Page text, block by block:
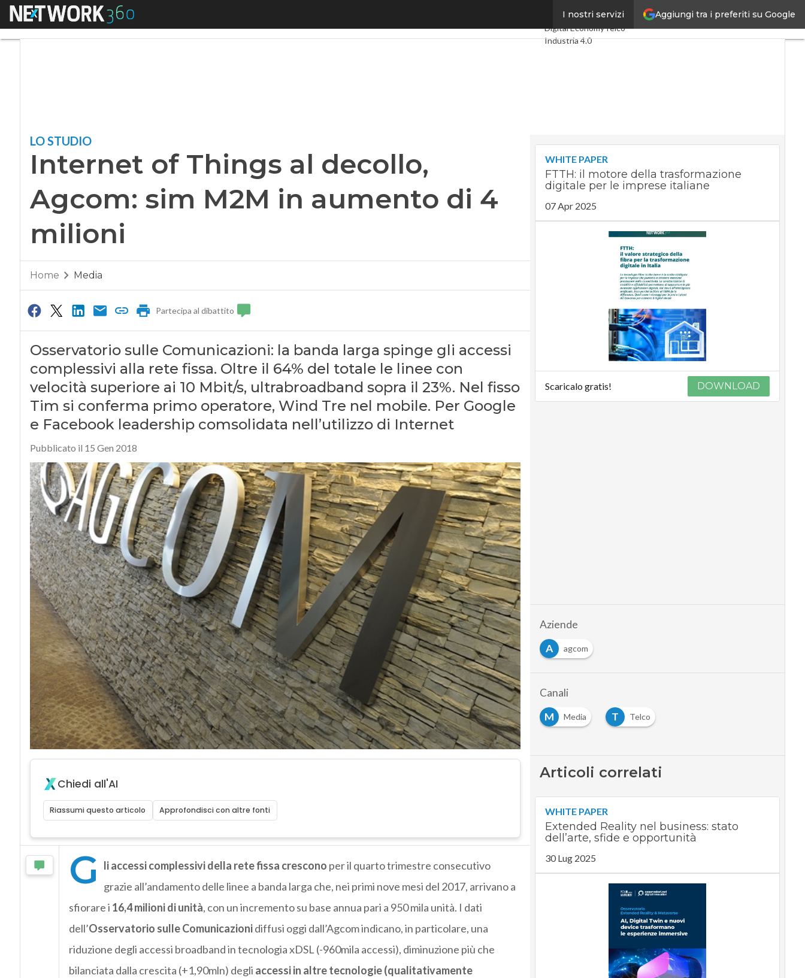
Aggiungi tra i preferiti su Google
I nostri servizi
Menu
Ultimi articoli
Digital EconomyTelco
Industria 4.0
LO STUDIO
Internet of Things al decollo,
Agcom: sim M2M in aumento di 4
milioni
Home Media
Partecipa al dibattito
Osservatorio sulle Comunicazioni: la banda larga spinge gli accessi
complessivi alla rete fissa. Oltre il 64% del totale le linee con
velocità superiore ai 10 Mbit/s, ultrabroadband sopra il 23%. Nel fisso
Tim si conferma primo operatore, Wind Tre nel mobile. Per Google
e Facebook leadership comsolidata nell’utilizzo di Internet
Pubblicato il 15 Gen 2018
Chiedi all'AI
Riassumi questo articolo Approfondisci con altre fonti
G li accessi complessivi della rete fissa crescono per il quarto trimestre consecutivo
grazie all’andamento delle linee a banda larga che, nei primi nove mesi del 2017, arrivano a
sfiorare i 16,4 milioni di unità, con un incremento su base annua pari a 950 mila unità. I dati
dell’Osservatorio sulle Comunicazionidiffusi oggi dall’Agcom indicano, in particolare, una
riduzione degli accessi broadband in tecnologia xDSL (-960mila accessi), diminuzione più che
bilanciata dalla crescita (+1,90mln) degli accessi in altre tecnologie (qualitativamente
WHITE PAPER
FTTH: il motore della trasformazione
digitale per le imprese italiane
07 Apr 2025
Scaricalo gratis! DOWNLOAD
Aziende
A
agcom
Canali
M
Media T Telco
Articoli correlati
WHITE PAPER
Extended Reality nel business: stato
dell’arte, sfide e opportunità
30 Lug 2025